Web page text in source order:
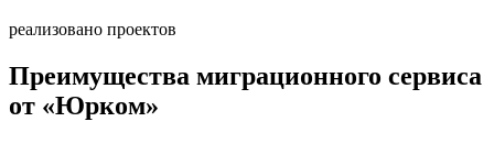
реализовано проектов
Преимущества миграционного сервиса
от «Юрком»